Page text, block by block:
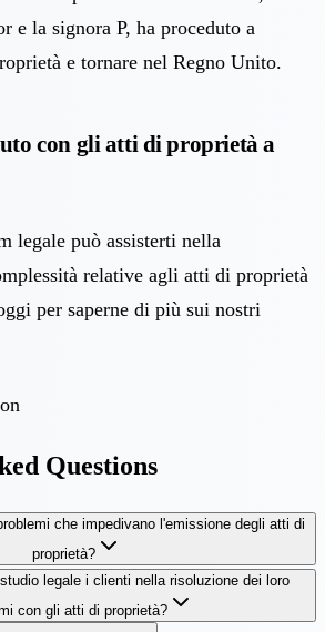
e la signora P, ha proceduto a
e tornare nel Regno Unito.
con gli atti di proprietà a
legale può assisterti nella
relative agli atti di proprietà
per saperne di più sui nostri
Questions
che impedivano l'emissione degli atti di
proprietà?
legale i clienti nella risoluzione dei loro
con gli atti di proprietà?